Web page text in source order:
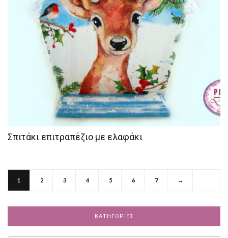
Σπιτάκι επιτραπέζιο με ελαφάκι
1 2 3 4 5 6 7 →
ΚΑΤΗΓΟΡΊΕΣ